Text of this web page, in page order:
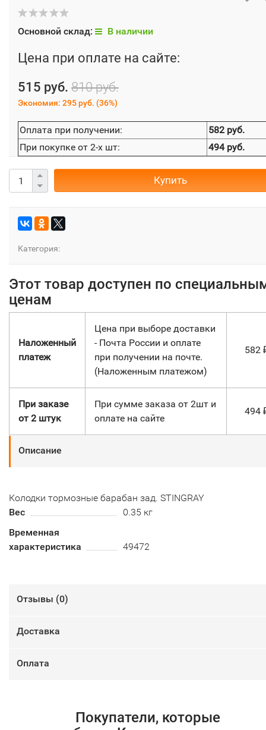
Основной склад: В наличии
Цена при оплате на сайте:
515 руб. 810 руб.
Экономия: 295 руб. (36%)
Оплата при получении:
582 руб.
При покупке от 2-х шт:
494 руб.
Купить
Категория:
Этот товар доступен по
ценам
Наложенный
платеж
Цена при выборе доставки
- Почта России и оплате
при получении на почте.
(Наложенным платежом)
582
При заказе
от 2 штук
При сумме заказа от 2шт и
оплате на сайте
494
Описание
Колодки тормозные барабан зад. STINGRAY
Вес
0.35 кг
Временная
характеристика
49472
Отзывы (0)
Доставка
Оплата
Покупатели, которые